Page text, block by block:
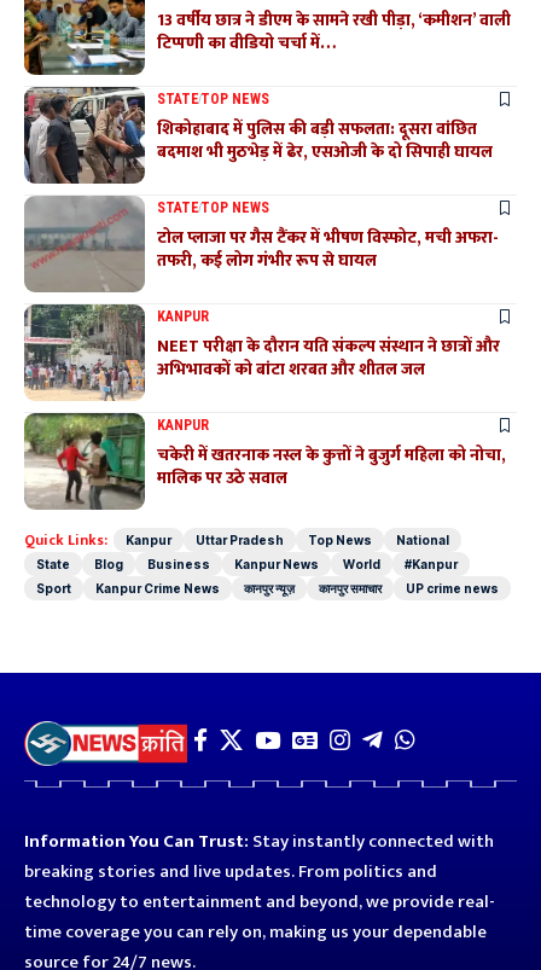
13 वर्षीय छात्र ने डीएम के सामने रखी पीड़ा, ‘कमीशन’ वाली
टिप्पणी का वीडियो चर्चा में…
STATETOP NEWS
शिकोहाबाद में पुलिस की बड़ी सफलता: दूसरा वांछित
बदमाश भी मुठभेड़ में ढेर, एसओजी के दो सिपाही घायल
STATETOP NEWS
टोल प्लाजा पर गैस टैंकर में भीषण विस्फोट, मची अफरा-
तफरी, कई लोग गंभीर रूप से घायल
KANPUR
NEET परीक्षा के दौरान यति संकल्प संस्थान ने छात्रों और
अभिभावकों को बांटा शरबत और शीतल जल
KANPUR
चकेरी में खतरनाक नस्ल के कुत्तों ने बुजुर्ग महिला को नोचा,
मालिक पर उठे सवाल
Quick Links: Kanpur Uttar Pradesh Top News
National
State
Blog Business Kanpur News World
#Kanpur
Sport
Kanpur Crime News कानपुर न्यूज़ कानपुर समाचार UP crime news
Information You Can Trust: Stay instantly connected with
breaking stories and live updates. From politics and
technology to entertainment and beyond, we provide real-
time coverage you can rely on, making us your dependable
source for 24/7 news.